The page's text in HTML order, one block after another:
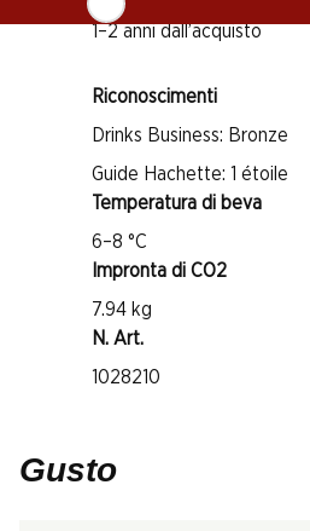
1–2 anni dall’acquisto
Riconoscimenti
Drinks Business: Bronze
Guide Hachette: 1 étoile
Temperatura di beva
6–8 °C
Impronta di CO2
7.94 kg
N. Art.
1028210
Gusto